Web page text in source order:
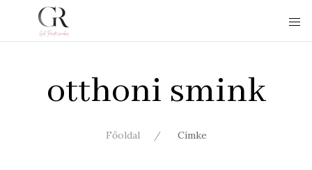
otthoni smink
Főoldal Címke